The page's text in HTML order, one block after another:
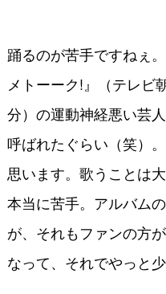
踊るのが苦手ですねぇ
メトーーク!』（テレビ
分）の運動神経悪い芸
呼ばれたぐらい（笑）
思います。歌うことは
本当に苦手。アルバム
が、それもファンの方
なって、それでやっと